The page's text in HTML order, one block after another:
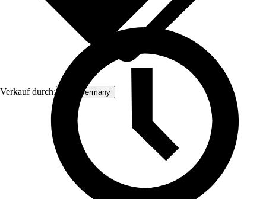
Verkauf durch: ECD Germany